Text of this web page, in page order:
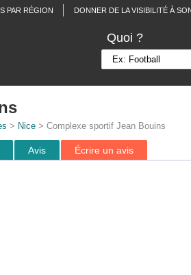
PAR RÉGION DONNER DE LA VISIBILITÉ À
Quoi ?
> Nice> Complexe sportif Jean Bouins
Avis Écrire un avis